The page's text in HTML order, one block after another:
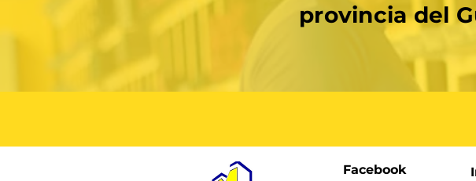
provincia del
Facebook